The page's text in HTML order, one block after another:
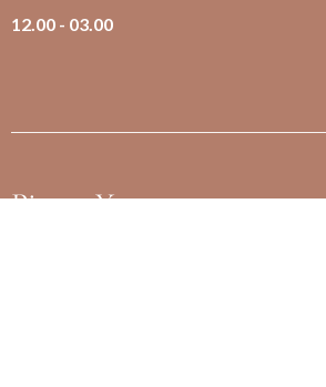
12.00 - 03.00
Piazza Yenne, 25